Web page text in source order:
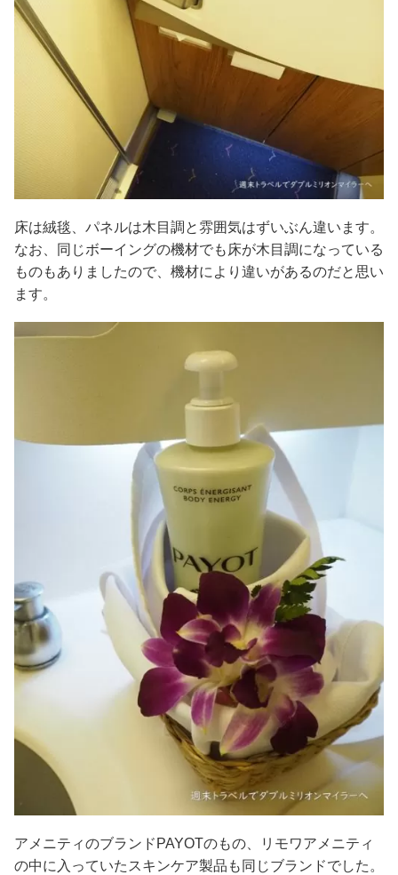
床は絨毯、パネルは木目調と雰囲気はずいぶん違います。
なお、同じボーイングの機材でも床が木目調になっている
ものもありましたので、機材により違いがあるのだと思い
ます。
アメニティのブランドPAYOTのもの、リモワアメニティ
の中に入っていたスキンケア製品も同じブランドでした。